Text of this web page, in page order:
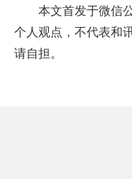
本文首发于微信
个人观点，不代表和
请自担。